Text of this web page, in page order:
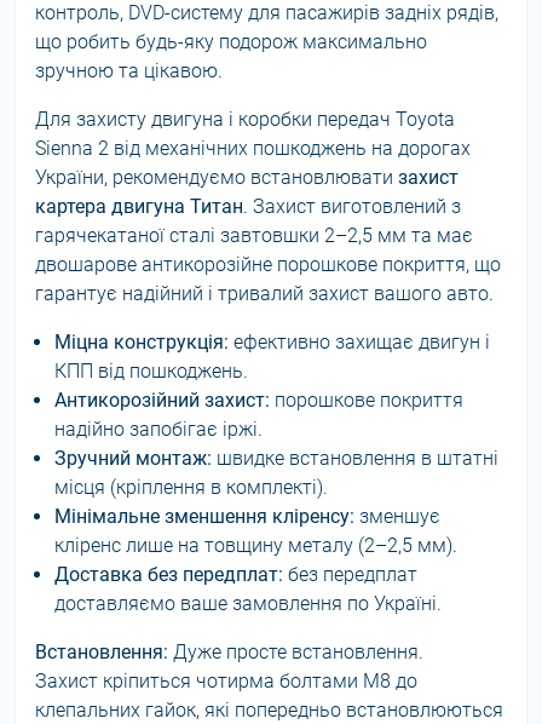
контроль, DVD-систему для пасажирів задніх рядів,
що робить будь-яку подорож максимально
зручною та цікавою.
Для захисту двигуна і коробки передач Toyota
Sienna 2 від механічних пошкоджень на дорогах
України, рекомендуємо встановлювати захист
картера двигуна Титан. Захист виготовлений з
гарячекатаної сталі завтовшки 2–2,5 мм та має
двошарове антикорозійне порошкове покриття, що
гарантує надійний і тривалий захист вашого авто.
Міцна конструкція: ефективно захищає двигун і
КПП від пошкоджень.
Антикорозійний захист: порошкове покриття
надійно запобігає іржі.
Зручний монтаж: швидке встановлення в штатні
місця (кріплення в комплекті).
Мінімальне зменшення кліренсу: зменшує
кліренс лише на товщину металу (2–2,5 мм).
Доставка без передплат: без передплат
доставляємо ваше замовлення по Україні.
Встановлення: Дуже просте встановлення.
Захист кріпиться чотирма болтами М8 до
клепальних гайок, які попередньо встановлюються